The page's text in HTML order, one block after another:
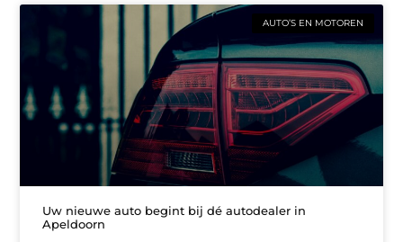
AUTO’S EN MOTOREN
Uw nieuwe auto begint bij dé autodealer in
Apeldoorn